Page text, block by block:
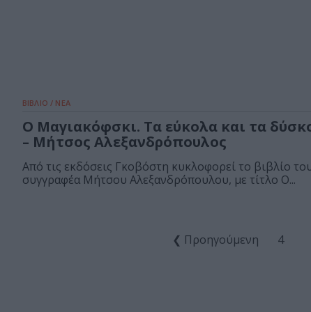
ΒΙΒΛΙΟ / ΝΕΑ
Ο Μαγιακόφσκι. Τα εύκολα και τα
– Μήτσος Αλεξανδρόπουλος
Από τις εκδόσεις Γκοβόστη κυκλοφορεί το βιβλίο
συγγραφέα Μήτσου Αλεξανδρόπουλου, με τίτλο Ο...
❮ Προηγούμενη 4